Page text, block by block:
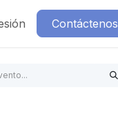
Contáctenos